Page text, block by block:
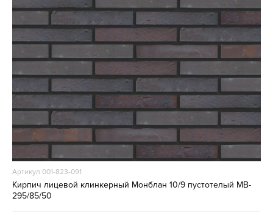
Артикул 001-823-091
Кирпич лицевой клинкерный Монблан 10/9 пустотелый MB-
295/85/50